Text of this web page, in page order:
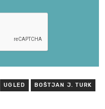
UGLED BOŠTJAN J. TURK